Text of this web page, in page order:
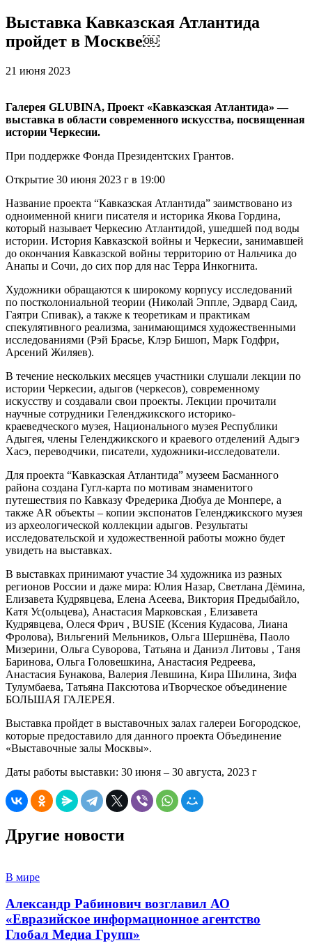
Выставка Кавказская Атлантида
пройдет в Москве￼
21 июня 2023
Галерея GLUBINA, Проект «Кавказская Атлантида» —
выставка в области современного искусства, посвященная
истории Черкесии.
При поддержке Фонда Президентских Грантов.
Открытие 30 июня 2023 г в 19:00
Название проекта “Кавказская Атлантида” заимствовано из
одноименной книги писателя и историка Якова Гордина,
который называет Черкесию Атлантидой, ушедшей под воды
истории. История Кавказской войны и Черкесии, занимавшей
до окончания Кавказской войны территорию от Нальчика до
Анапы и Сочи, до сих пор для нас Терра Инкогнита.
Художники обращаются к широкому корпусу исследований
по постколониальной теории (Николай Эппле, Эдвард Саид,
Гаятри Спивак), а также к теоретикам и практикам
спекулятивного реализма, занимающимся художественными
исследованиями (Рэй Брасье, Клэр Бишоп, Марк Годфри,
Арсений Жиляев).
В течение нескольких месяцев участники слушали лекции по
истории Черкесии, адыгов (черкесов), современному
искусству и создавали свои проекты. Лекции прочитали
научные сотрудники Геленджикского историко-
краеведческого музея, Национального музея Республики
Адыгея, члены Геленджикского и краевого отделений Адыгэ
Хасэ, переводчики, писатели, художники-исследователи.
Для проекта “Кавказская Атлантида” музеем Басманного
района создана Гугл-карта по мотивам знаменитого
путешествия по Кавказу Фредерика Дюбуа де Монпере, а
также AR объекты – копии экспонатов Геленджикского музея
из археологической коллекции адыгов. Результаты
исследовательской и художественной работы можно будет
увидеть на выставках.
В выставках принимают участие 34 художника из разных
регионов России и даже мира: Юлия Назар, Светлана Дёмина,
Елизавета Кудрявцева, Елена Асеева, Виктория Предыбайло,
Катя Ус(ольцева), Анастасия Марковская , Елизавета
Кудрявцева, Олеся Фрич , BUSIE (Ксения Кудасова, Лиана
Фролова), Вильгений Мельников, Ольга Шершнёва, Паоло
Мизерини, Ольга Суворова, Татьяна и Даниэл Литовы , Таня
Баринова, Ольга Головешкина, Анастасия Редреева,
Анастасия Бунакова, Валерия Левшина, Кира Шилина, Зифа
Тулумбаева, Татьяна Паксютова иТворческое объединение
БОЛЬШАЯ ГАЛЕРЕЯ.
Выставка пройдет в выставочных залах галереи Богородское,
которые предоставило для данного проекта Объединение
«Выставочные залы Москвы».
Даты работы выставки: 30 июня – 30 августа, 2023 г
Другие новости
В мире
Александр Рабинович возглавил АО
«Евразийское информационное агентство
Глобал Медиа Групп»